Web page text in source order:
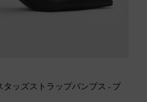
タッズストラップパンプス - ブ